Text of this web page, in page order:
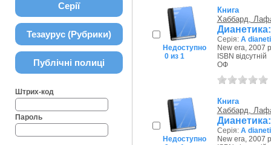
Серії
Тезаурус (Рубрики)
Публічні полиці
Штрих-код
Пароль
Недоступно
0 из 1
Книга
Хаббард,
Серія: A
New era, 2007
ISBN відсутній
ОФ
Недоступно
Книга
Хаббард,
Серія: A
New era, 2007